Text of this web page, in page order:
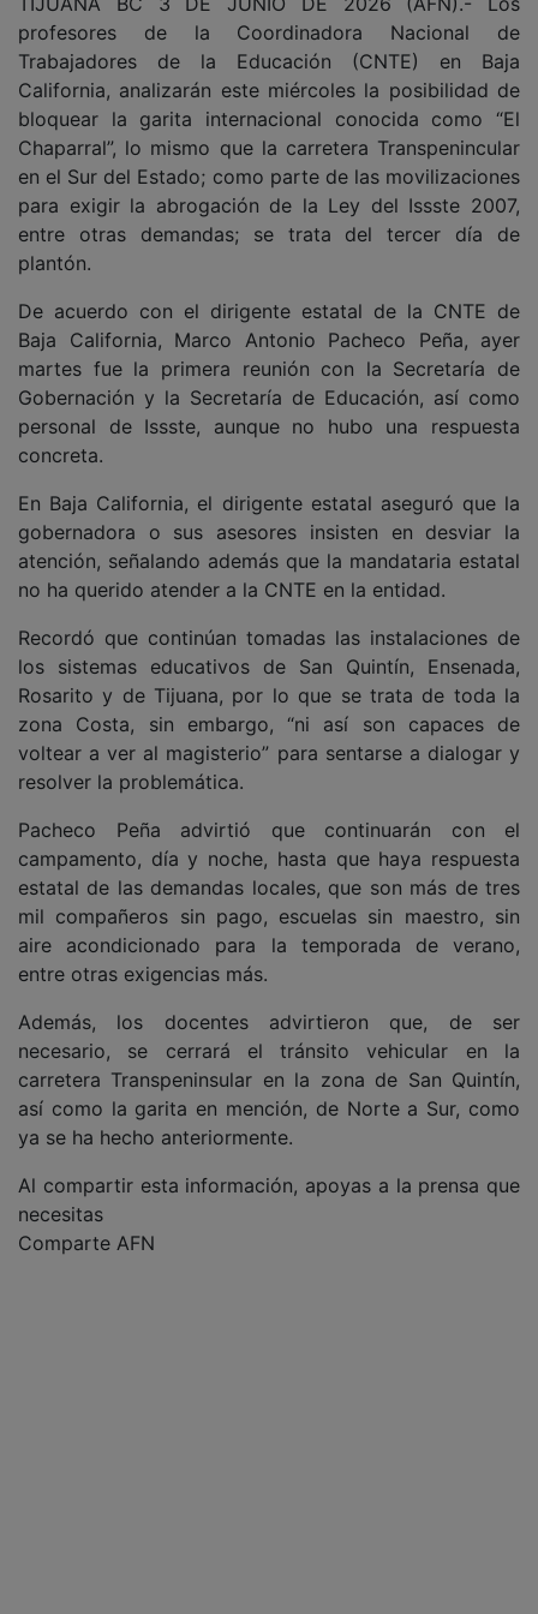
profesores de la Coordinadora Nacional de
Trabajadores de la Educación (CNTE) en Baja
California, analizarán este miércoles la posibilidad de
bloquear la garita internacional conocida como “El
Chaparral”, lo mismo que la carretera Transpenincular
en el Sur del Estado; como parte de las movilizaciones
para exigir la abrogación de la Ley del Issste 2007,
entre otras demandas; se trata del tercer día de
plantón.
De acuerdo con el dirigente estatal de la CNTE de
Baja California, Marco Antonio Pacheco Peña, ayer
martes fue la primera reunión con la Secretaría de
Gobernación y la Secretaría de Educación, así como
personal de Issste, aunque no hubo una respuesta
concreta.
En Baja California, el dirigente estatal aseguró que la
gobernadora o sus asesores insisten en desviar la
atención, señalando además que la mandataria estatal
no ha querido atender a la CNTE en la entidad.
Recordó que continúan tomadas las instalaciones de
los sistemas educativos de San Quintín, Ensenada,
Rosarito y de Tijuana, por lo que se trata de toda la
zona Costa, sin embargo, “ni así son capaces de
voltear a ver al magisterio” para sentarse a dialogar y
resolver la problemática.
Pacheco Peña advirtió que continuarán con el
campamento, día y noche, hasta que haya respuesta
estatal de las demandas locales, que son más de tres
mil compañeros sin pago, escuelas sin maestro, sin
aire acondicionado para la temporada de verano,
entre otras exigencias más.
Además, los docentes advirtieron que, de ser
necesario, se cerrará el tránsito vehicular en la
carretera Transpeninsular en la zona de San Quintín,
así como la garita en mención, de Norte a Sur, como
ya se ha hecho anteriormente.
Al compartir esta información, apoyas a la prensa que
necesitas
Comparte AFN